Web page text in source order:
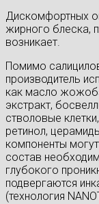
Дискомфортных
жирного блеска,
возникает.
Помимо
производитель
как масло
экстракт,
стволовые
ретинол,
компоненты
состав
глубокого
подвергаются
(технология